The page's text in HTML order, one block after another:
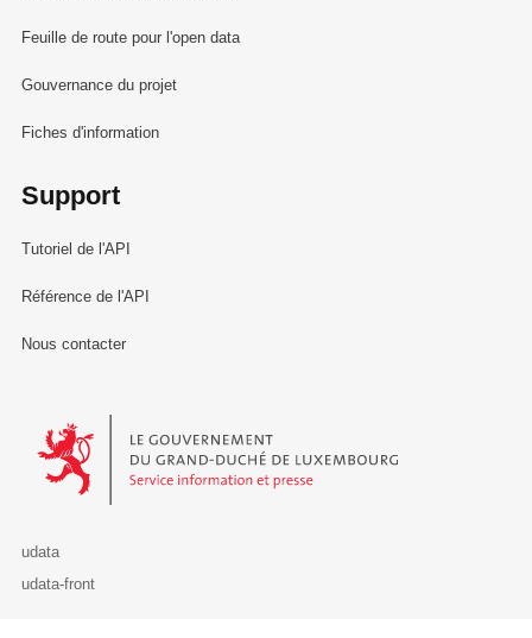
Feuille de route pour l'open data
Gouvernance du projet
Fiches d'information
Support
Tutoriel de l'API
Référence de l'API
Nous contacter
Le Gouvernement du Grand-Duché de Luxembourg - Service
udata
udata-front